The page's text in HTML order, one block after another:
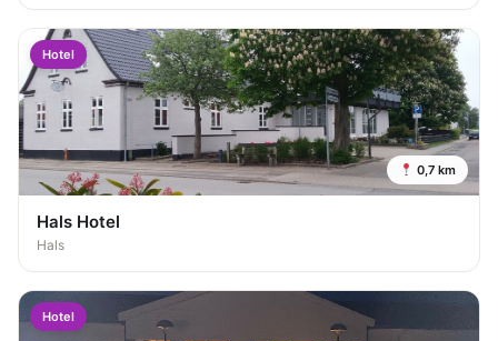
Hotel
0,7 km
Hals Hotel
Hals
Hotel